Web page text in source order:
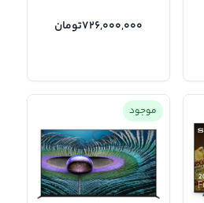
726,000,000تومان
موجود